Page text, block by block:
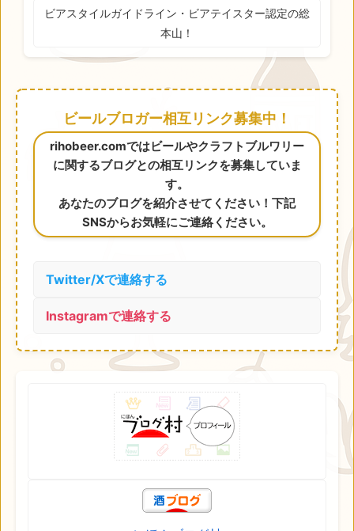
ビアスタイルガイドライン・ビアテイスター認定の総
本山！
ビールブロガー相互リンク募集中！
rihobeer.comではビールやクラフトブルワリー
に関するブログとの相互リンクを募集していま
す。
あなたのブログを紹介させてください！下記
SNSからお気軽にご連絡ください。
Twitter/Xで連絡する
Instagramで連絡する